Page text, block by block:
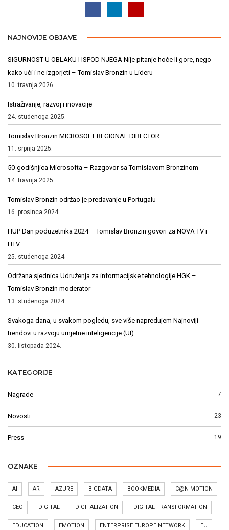
NAJNOVIJE OBJAVE
SIGURNOST U OBLAKU I ISPOD NJEGA Nije pitanje hoće li gore, nego
kako ući i ne izgorjeti – Tomislav Bronzin u Lideru
10. travnja 2026.
Istraživanje, razvoj i inovacije
24. studenoga 2025.
Tomislav Bronzin MICROSOFT REGIONAL DIRECTOR
11. srpnja 2025.
50-godišnjica Microsofta – Razgovor sa Tomislavom Bronzinom
14. travnja 2025.
Tomislav Bronzin održao je predavanje u Portugalu
16. prosinca 2024.
HUP Dan poduzetnika 2024 – Tomislav Bronzin govori za NOVA TV i
HTV
25. studenoga 2024.
Održana sjednica Udruženja za informacijske tehnologije HGK –
Tomislav Bronzin moderator
13. studenoga 2024.
Svakoga dana, u svakom pogledu, sve više napredujem Najnoviji
trendovi u razvoju umjetne inteligencije (UI)
30. listopada 2024.
KATEGORIJE
Nagrade 7
Novosti 23
Press 19
OZNAKE
AI AR AZURE BIGDATA BOOKMEDIA C@N MOTION
CEO DIGITAL DIGITALIZATION DIGITAL TRANSFORMATION
EDUCATION EMOTION ENTERPRISE EUROPE NETWORK EU